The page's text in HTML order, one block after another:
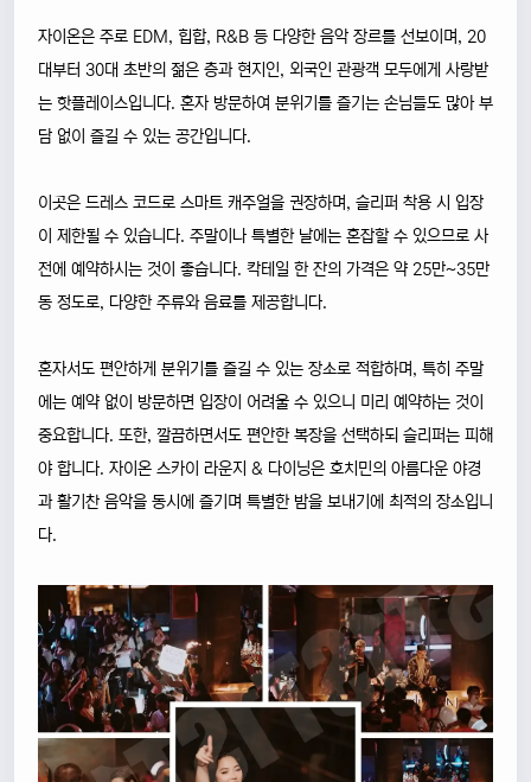
자이온은 주로 EDM, 힙합, R&B 등 다양한 음악 장르를 선보이며, 20
대부터 30대 초반의 젊은 층과 현지인, 외국인 관광객 모두에게 사랑받
는 핫플레이스입니다. 혼자 방문하여 분위기를 즐기는 손님들도 많아 부
담 없이 즐길 수 있는 공간입니다.
이곳은 드레스 코드로 스마트 캐주얼을 권장하며, 슬리퍼 착용 시 입장
이 제한될 수 있습니다. 주말이나 특별한 날에는 혼잡할 수 있으므로 사
전에 예약하시는 것이 좋습니다. 칵테일 한 잔의 가격은 약 25만~35만
동 정도로, 다양한 주류와 음료를 제공합니다.
혼자서도 편안하게 분위기를 즐길 수 있는 장소로 적합하며, 특히 주말
에는 예약 없이 방문하면 입장이 어려울 수 있으니 미리 예약하는 것이
중요합니다. 또한, 깔끔하면서도 편안한 복장을 선택하되 슬리퍼는 피해
야 합니다. 자이온 스카이 라운지 & 다이닝은 호치민의 아름다운 야경
과 활기찬 음악을 동시에 즐기며 특별한 밤을 보내기에 최적의 장소입니
다.